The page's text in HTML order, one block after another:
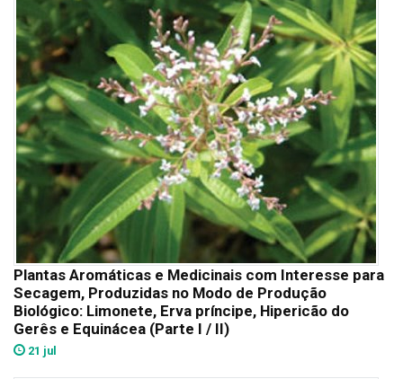
Plantas Aromáticas e Medicinais com Interesse para
Secagem, Produzidas no Modo de Produção
Biológico: Limonete, Erva príncipe, Hipericão do
Gerês e Equinácea (Parte I / II)
21 jul